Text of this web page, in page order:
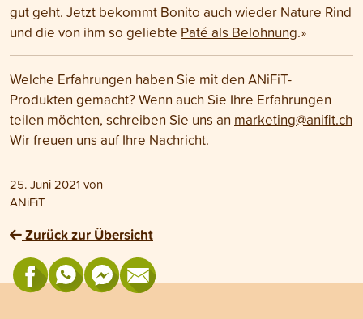
gut geht. Jetzt bekommt Bonito auch wieder Nature Rind
und die von ihm so geliebte Paté als Belohnung.»
Welche Erfahrungen haben Sie mit den ANiFiT-
Produkten gemacht? Wenn auch Sie Ihre Erfahrungen
teilen möchten, schreiben Sie uns an marketing@anifit.ch
Wir freuen uns auf Ihre Nachricht.
25. Juni 2021 von
ANiFiT
Zurück zur Übersicht